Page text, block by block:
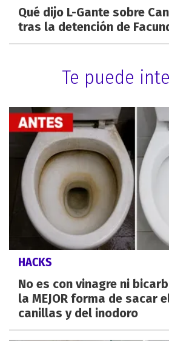
Qué dijo L-Gante sobre
tras la detención de
Te puede
HACKS
No es con vinagre ni
la MEJOR forma de sacar
canillas y del inodoro